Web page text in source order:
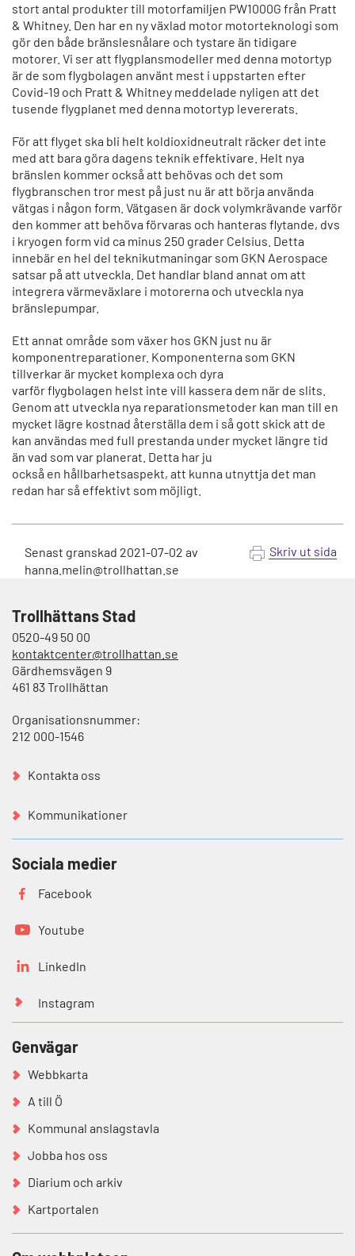
stort antal produkter till motorfamiljen PW1000G från Pratt
& Whitney. Den har en ny växlad motor motorteknologi som
gör den både bränslesnålare och tystare än tidigare
motorer. Vi ser att flygplansmodeller med denna motortyp
är de som flygbolagen använt mest i uppstarten efter
Covid-19 och Pratt & Whitney meddelade nyligen att det
tusende flygplanet med denna motortyp levererats.
För att flyget ska bli helt koldioxidneutralt räcker det inte
med att bara göra dagens teknik effektivare. Helt nya
bränslen kommer också att behövas och det som
flygbranschen tror mest på just nu är att börja använda
vätgas i någon form. Vätgasen är dock volymkrävande varför
den kommer att behöva förvaras och hanteras flytande, dvs
i kryogen form vid ca minus 250 grader Celsius. Detta
innebär en hel del teknikutmaningar som GKN Aerospace
satsar på att utveckla. Det handlar bland annat om att
integrera värmeväxlare i motorerna och utveckla nya
bränslepumpar.
Ett annat område som växer hos GKN just nu är
komponentreparationer. Komponenterna som GKN
tillverkar är mycket komplexa och dyra
varför flygbolagen helst inte vill kassera dem när de slits.
Genom att utveckla nya reparationsmetoder kan man till en
mycket lägre kostnad återställa dem i så gott skick att de
kan användas med full prestanda under mycket längre tid
än vad som var planerat. Detta har ju
också en hållbarhetsaspekt, att kunna utnyttja det man
redan har så effektivt som möjligt.
Senast granskad 2021-07-02 av
hanna.melin@trollhattan.se
Skriv ut sida
Trollhättans Stad
0520-49 50 00
kontaktcenter@trollhattan.se
Gärdhemsvägen 9
461 83 Trollhättan
Organisationsnummer:
212 000-1546
Kontakta oss
Kommunikationer
Sociala medier
Facebook
Youtube
LinkedIn
Instagram
Genvägar
Webbkarta
A till Ö
Kommunal anslagstavla
Jobba hos oss
Diarium och arkiv
Kartportalen